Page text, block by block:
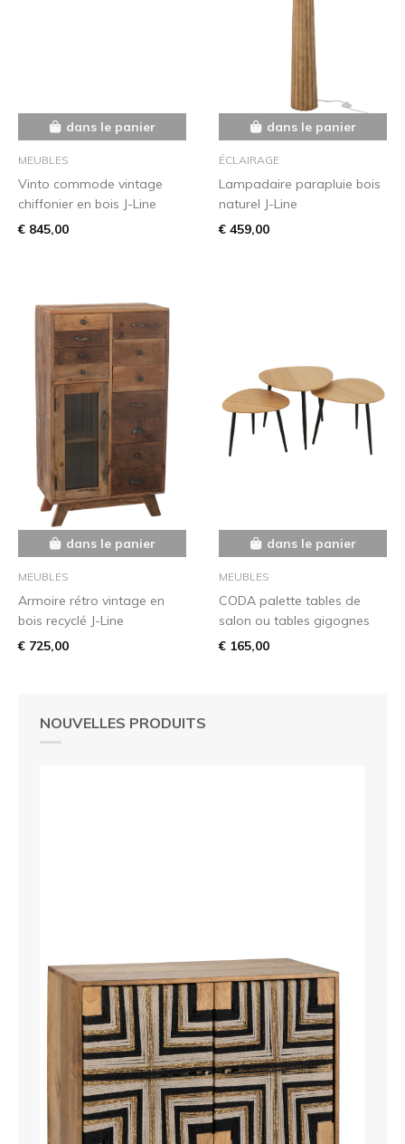
NOUVELLES PRODUITS
dans le panier
MEUBLES
Vinto commode vintage
chiffonier en bois J-Line
€ 845,00
dans le panier
ÉCLAIRAGE
Lampadaire parapluie bois
naturel J-Line
€ 459,00
dans le panier
MEUBLES
Armoire rétro vintage en
bois recyclé J-Line
€ 725,00
dans le panier
MEUBLES
CODA palette tables de
salon ou tables gigognes
€ 165,00